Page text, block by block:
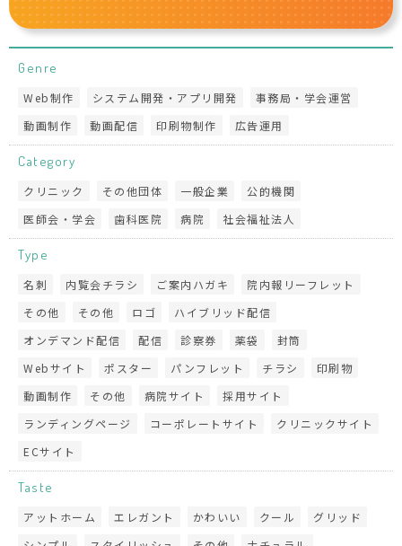
Genre
Web制作 システム開発・アプリ開発
事務局・学会運営
動画制作
動画配信 印刷物制作 広告運用
Category
クリニック その他団体 一般企業
公的機関
医師会・学会
歯科医院 病院 社会福祉法人
Type
名刺 内覧会チラシ ご案内ハガキ
院内報リーフレット
その他
その他 ロゴ
ハイブリッド配信
オンデマンド配信
配信 診察券 薬袋
封筒
Webサイト
ポスター パンフレット チラシ
印刷物
動画制作
その他 病院サイト
採用サイト
ランディングページ
コーポレートサイト
クリニックサイト
ECサイト
Taste
アットホーム エレガント かわいい クール
グリッド